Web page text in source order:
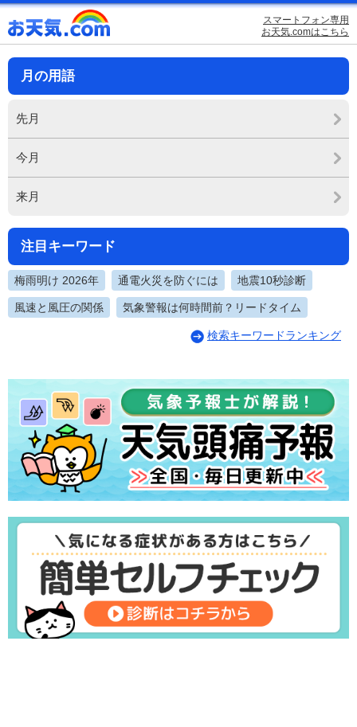
スマートフォン専用
お天気.comはこちら
月の用語
先月
今月
来月
注目キーワード
梅雨明け 2026年 通電火災を防ぐには 地震10秒診断
風速と風圧の関係 気象警報は何時間前？リードタイム
検索キーワードランキング